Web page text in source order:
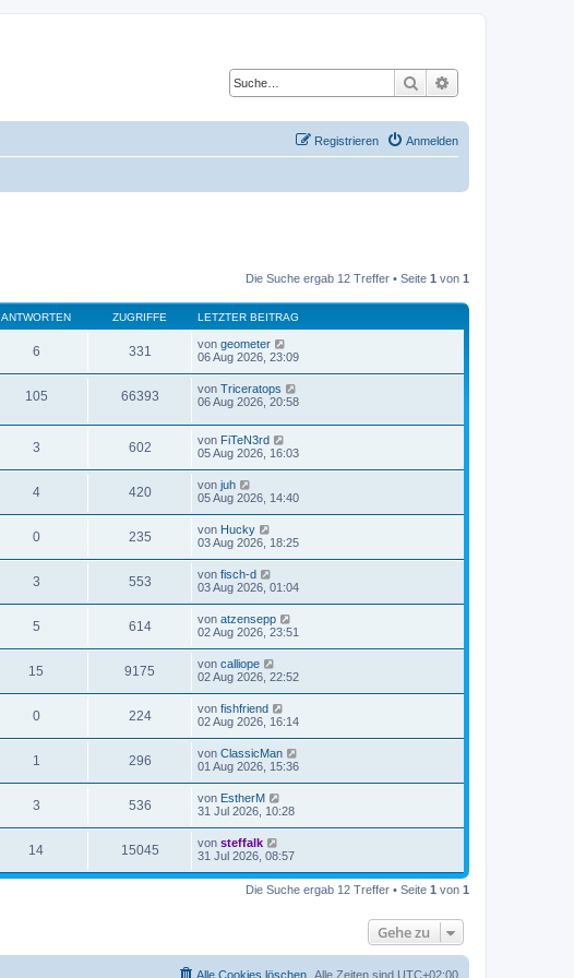
Suche
Anmelden
Registrieren
Die Suche ergab 12 Treffer • Seite 1 von 1
ANTWORTEN ZUGRIFFE LETZTER BEITRAG
6 331 von geometer
06 Aug 2026, 23:09
105 66393 von Triceratops
06 Aug 2026, 20:58
3 602 von FiTeN3rd
05 Aug 2026, 16:03
4 420 von juh
05 Aug 2026, 14:40
0 235 von Hucky
03 Aug 2026, 18:25
3 553 von fisch-d
03 Aug 2026, 01:04
5 614 von atzensepp
02 Aug 2026, 23:51
15 9175 von calliope
02 Aug 2026, 22:52
0 224 von fishfriend
02 Aug 2026, 16:14
1 296 von ClassicMan
01 Aug 2026, 15:36
3 536 von EstherM
31 Jul 2026, 10:28
14 15045 von steffalk
31 Jul 2026, 08:57
Die Suche ergab 12 Treffer • Seite 1 von 1
Gehe zu
Alle Zeiten sind UTC+02:00
Alle Cookies löschen